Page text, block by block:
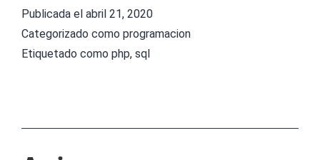
o
p
v
Publicada el abril 21, 2020
Categorizado como programacion
Etiquetado como php, sql